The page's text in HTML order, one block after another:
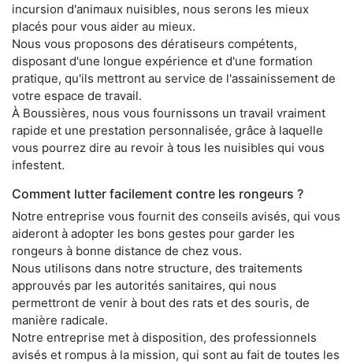
incursion d'animaux nuisibles, nous serons les mieux
placés pour vous aider au mieux.
Nous vous proposons des dératiseurs compétents,
disposant d'une longue expérience et d'une formation
pratique, qu'ils mettront au service de l'assainissement de
votre espace de travail.
À Boussières, nous vous fournissons un travail vraiment
rapide et une prestation personnalisée, grâce à laquelle
vous pourrez dire au revoir à tous les nuisibles qui vous
infestent.
Comment lutter facilement contre les rongeurs ?
Notre entreprise vous fournit des conseils avisés, qui vous
aideront à adopter les bons gestes pour garder les
rongeurs à bonne distance de chez vous.
Nous utilisons dans notre structure, des traitements
approuvés par les autorités sanitaires, qui nous
permettront de venir à bout des rats et des souris, de
manière radicale.
Notre entreprise met à disposition, des professionnels
avisés et rompus à la mission, qui sont au fait de toutes les